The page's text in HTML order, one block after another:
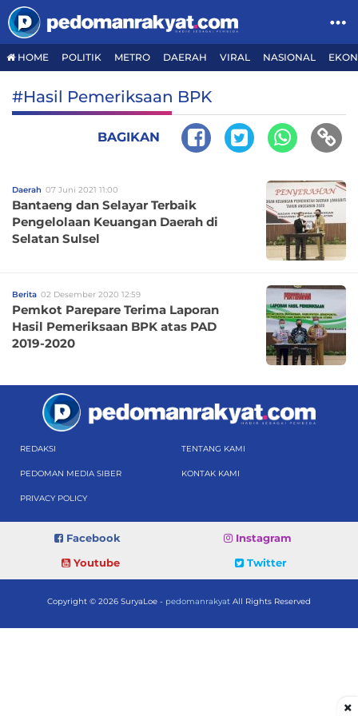
HOME POLITIK METRO DAERAH VIRAL NASIONAL
#Hasil Pemeriksaan BPK
BAGIKAN
Daerah 07 Juni 2021 11:00
Bantaeng dan Selayar Terbaik
Pengelolaan Keuangan Daerah di
Selatan Sulsel
Berita 02 Desember 2020 12:59
Pemkot Parepare Terima Laporan
Hasil Pemeriksaan BPK atas PAD
2019-2020
REDAKSI TENTANG KAMI
PEDOMAN MEDIA SIBER KONTAK KAMI
PRIVACY POLICY
Facebook
Instagram
Youtube
Twitter
Copyright © 2026 SuryaLoe - pedomanrakyat All Rights Reserved
×